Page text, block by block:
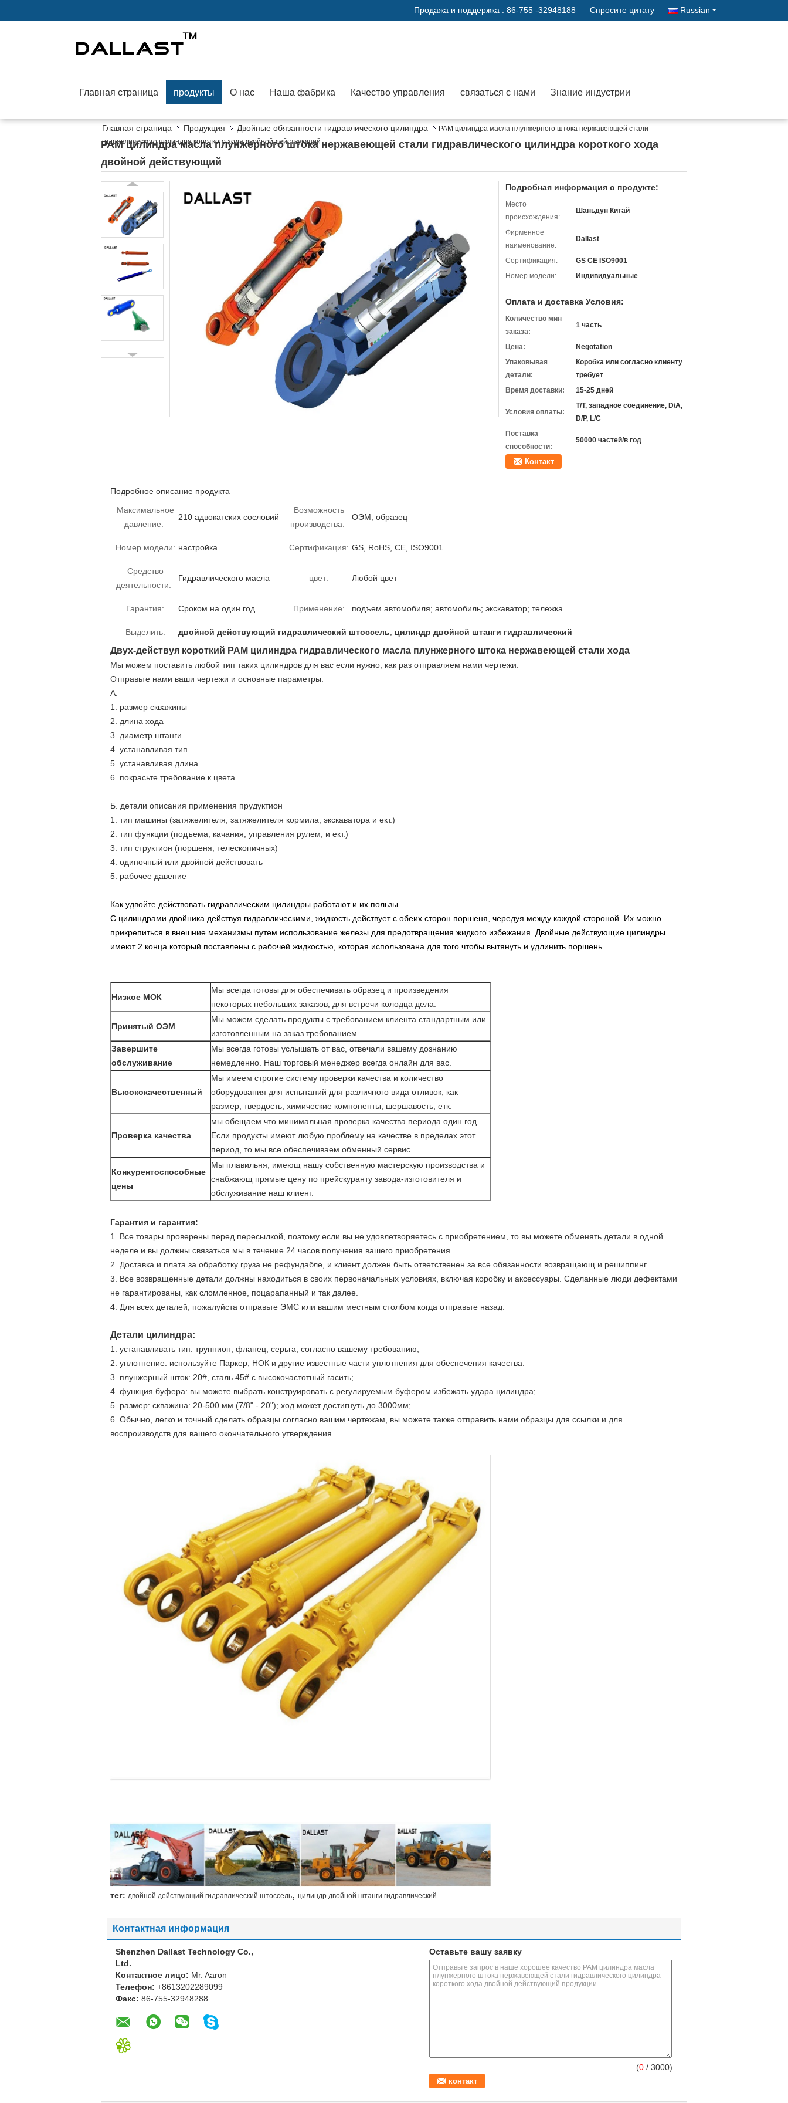
Продажа и поддержка : 86-755 -32948188 Спросите цитату Russian
Главная страница продукты О нас Наша фабрика Качество управления связаться с нами Знание индустрии
Главная страница Продукция Двойные обязанности гидравлического цилиндра
РАМ цилиндра масла плунжерного штока нержавеющей стали
гидравлического цилиндра короткого хода двойной действующий
РАМ цилиндра масла плунжерного штока нержавеющей стали гидравлического цилиндра короткого хода
двойной действующий
Подробная информация о продукте:
Место
происхождения:
Шаньдун Китай
Фирменное
наименование:
Dallast
Сертификация:
GS CE ISO9001
Номер модели:
Индивидуальные
Оплата и доставка Условия:
Количество мин
заказа:
1 часть
Цена:
Negotation
Упаковывая
детали:
Коробка или согласно клиенту
требует
Время доставки:
15-25 дней
Условия оплаты:
T/T, западное соединение, D/A,
D/P, L/C
Поставка
способности:
50000 частей/в год
Контакт
Подробное описание продукта
Максимальное
давление:
210 адвокатских сословий
Возможность
производства:
ОЭМ, образец
Номер модели: настройка Сертификация: GS, RoHS, CE, ISO9001
Средство
деятельности:
Гидравлического масла цвет: Любой цвет
Гарантия: Сроком на один год Применение: подъем автомобиля; автомобиль; экскаватор; тележка
Выделить: двойной действующий гидравлический штоссель цилиндр двойной штанги гидравлический
Двух-действуя короткий РАМ цилиндра гидравлического масла плунжерного штока нержавеющей стали хода
Мы можем поставить любой тип таких цилиндров для вас если нужно, как раз отправляем нами чертежи.
Отправьте нами ваши чертежи и основные параметры:
А.
1. размер скважины
2. длина хода
3. диаметр штанги
4. устанавливая тип
5. устанавливая длина
6. покрасьте требование к цвета
Б. детали описания применения прудуктион
1. тип машины (затяжелителя, затяжелителя кормила, экскаватора и ект.)
2. тип функции (подъема, качания, управления рулем, и ект.)
3. тип структион (поршеня, телескопичных)
4. одиночный или двойной действовать
5. рабочее давение
Как удвойте действовать гидравлическим цилиндры работают и их пользы
С цилиндрами двойника действуя гидравлическими, жидкость действует с обеих сторон поршеня, чередуя между каждой стороной. Их можно
прикрепиться в внешние механизмы путем использование железы для предотвращения жидкого избежания. Двойные действующие цилиндры
имеют 2 конца который поставлены с рабочей жидкостью, которая использована для того чтобы вытянуть и удлинить поршень.
Низкое МОК
Мы всегда готовы для обеспечивать образец и произведения
некоторых небольших заказов, для встречи колодца дела.
Принятый ОЭМ
Мы можем сделать продукты с требованием клиента стандартным или
изготовленным на заказ требованием.
Завершите
обслуживание
Мы всегда готовы услышать от вас, отвечали вашему дознанию
немедленно. Наш торговый менеджер всегда онлайн для вас.
Высококачественный
Мы имеем строгие систему проверки качества и количество
оборудования для испытаний для различного вида отливок, как
размер, твердость, химические компоненты, шершавость, етк.
Проверка качества
мы обещаем что минимальная проверка качества периода один год.
Если продукты имеют любую проблему на качестве в пределах этот
период, то мы все обеспечиваем обменный сервис.
Конкурентоспособные
цены
Мы плавильня, имеющ нашу собственную мастерскую производства и
снабжающ прямые цену по прейскуранту завода-изготовителя и
обслуживание наш клиент.
Гарантия и гарантия:
1. Все товары проверены перед пересылкой, поэтому если вы не удовлетворяетесь с приобретением, то вы можете обменять детали в одной
неделе и вы должны связаться мы в течение 24 часов получения вашего приобретения
2. Доставка и плата за обработку груза не рефундабле, и клиент должен быть ответственен за все обязанности возвращающ и решиппинг.
3. Все возвращенные детали должны находиться в своих первоначальных условиях, включая коробку и аксессуары. Сделанные люди дефектами
не гарантированы, как сломленное, поцарапанный и так далее.
4. Для всех деталей, пожалуйста отправьте ЭМС или вашим местным столбом когда отправьте назад.
Детали цилиндра:
1. устанавливать тип: труннион, фланец, серьга, согласно вашему требованию;
2. уплотнение: используйте Паркер, НОК и другие известные части уплотнения для обеспечения качества.
3. плунжерный шток: 20#, сталь 45# с высокочастотный гасить;
4. функция буфера: вы можете выбрать конструировать с регулируемым буфером избежать удара цилиндра;
5. размер: скважина: 20-500 мм (7/8" - 20"); ход может достигнуть до 3000мм;
6. Обычно, легко и точный сделать образцы согласно вашим чертежам, вы можете также отправить нами образцы для ссылки и для
воспроизводств для вашего окончательного утверждения.
тег: двойной действующий гидравлический штоссель, цилиндр двойной штанги гидравлический
Контактная информация
Shenzhen Dallast Technology Co.,
Ltd.
Контактное лицо: Mr. Aaron
Телефон: +8613202289099
Факс: 86-755-32948288
Оставьте вашу заявку
(0 / 3000)